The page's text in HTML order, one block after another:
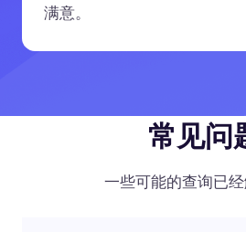
满意。
常见问
一些可能的查询已